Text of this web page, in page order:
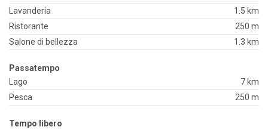
Lavanderia
1.5 km
Ristorante
250 m
Salone di bellezza
1.3 km
Passatempo
Lago
7 km
Pesca
250 m
Tempo libero